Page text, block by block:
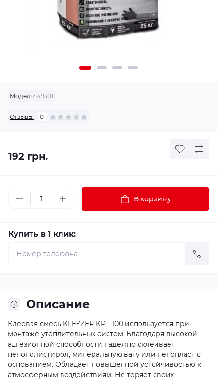
Модель: 49301
Отзывы: 0
192 грн.
В корзину
Купить в 1 клик:
Описание
Клеевая смесь KLEYZER KP - 100 используется при
монтаже утеплительных систем. Благодаря высокой
адгезионной способности надежно склеивает
пенополистирол, минеральную вату или пенопласт с
основанием. Обладает повышенной устойчивостью к
атмосферным воздействиям. Не теряет своих